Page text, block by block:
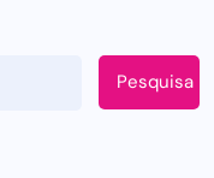
Pesquisa